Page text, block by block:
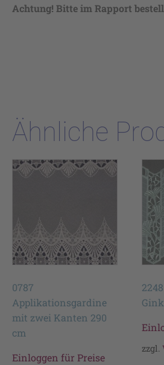
Achtung! Bitte im Rapport
Ähnliche
0787
Applikationsgardine
mit zwei Kanten 290
cm
Einloggen für Preise
zzgl.